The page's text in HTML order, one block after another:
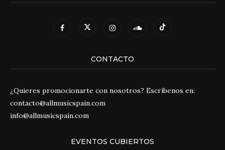
CONTACTO
¿Quieres promocionarte con nosotros? Escríbenos en:
contacto@allmusicspain.com
info@allmusicspain.com
EVENTOS CUBIERTOS